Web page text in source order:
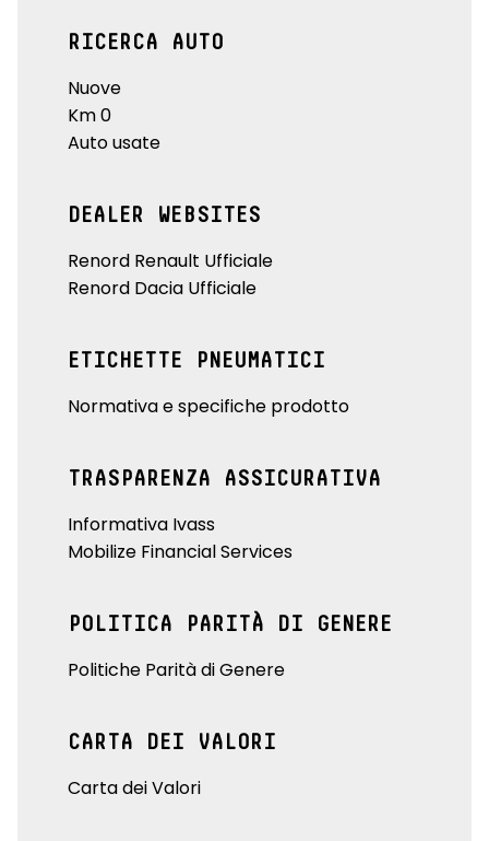
RICERCA AUTO
Nuove
Km 0
Auto usate
DEALER WEBSITES
Renord Renault Ufficiale
Renord Dacia Ufficiale
ETICHETTE PNEUMATICI
Normativa e specifiche prodotto
TRASPARENZA ASSICURATIVA
Informativa Ivass
Mobilize Financial Services
POLITICA PARITÀ DI GENERE
Politiche Parità di Genere
CARTA DEI VALORI
Carta dei Valori